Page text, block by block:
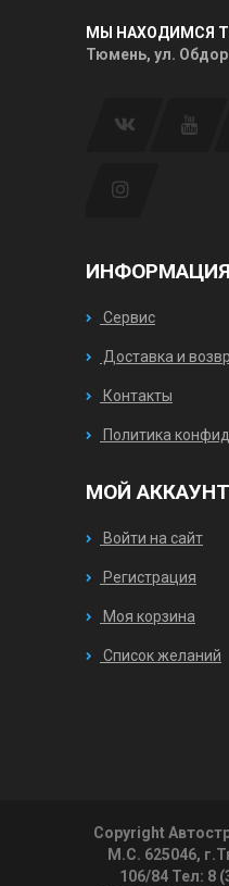
МЫ НАХОДИМСЯ
Тюмень, ул.
ИНФОРМАЦИЯ
Сервис
Доставка и
Контакты
Политика
МОЙ АККАУНТ
Войти на сайт
Регистрация
Моя корзина
Список желаний
Copyright
М.С. 625046,
106/84 Тел: 8